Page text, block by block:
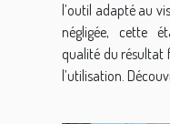
l’outil adapté au
négligée, cette
qualité du résultat
l’utilisation.